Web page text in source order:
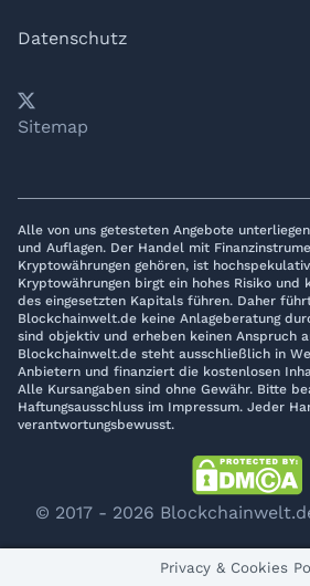
Datenschutz
YouTube
𝕏 LinkedIn
Telegram
Sitemap
Alle von uns getesteten Angebote
und Auflagen. Der Handel mit
Kryptowährungen gehören, ist
Kryptowährungen birgt ein hohes Risiko und
des eingesetzten Kapitals führen. Daher
Blockchainwelt.de keine Anlageberatung
sind objektiv und erheben keinen Anspruch
Blockchainwelt.de steht ausschließlich in
Anbietern und finanziert die kostenlosen
Alle Kursangaben sind ohne Gewähr. Bitte
Haftungsausschluss im Impressum. Jeder
verantwortungsbewusst.
© 2017 - 2026
Privacy & Cookies